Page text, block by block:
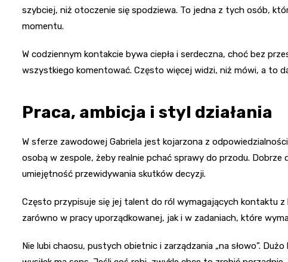
szybciej, niż otoczenie się spodziewa. To jedna z tych osób,
momentu.
W codziennym kontakcie bywa ciepła i serdeczna, choć bez
wszystkiego komentować. Często więcej widzi, niż mówi, a to
Praca, ambicja i styl działania
W sferze zawodowej Gabriela jest kojarzona z
osobą w zespole, żeby realnie pchać sprawy do przodu. Dobrze
umiejętność przewidywania skutków decyzji.
Często przypisuje się jej talent do ról wymagających kontaktu z
zarówno w pracy uporządkowanej, jak i w zadaniach, które
Nie lubi chaosu, pustych obietnic i zarządzania „na słowo”.